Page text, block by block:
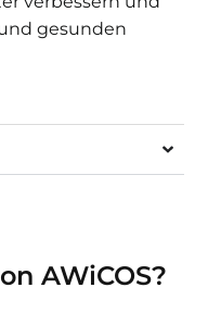
gesunden
AWiCOS?